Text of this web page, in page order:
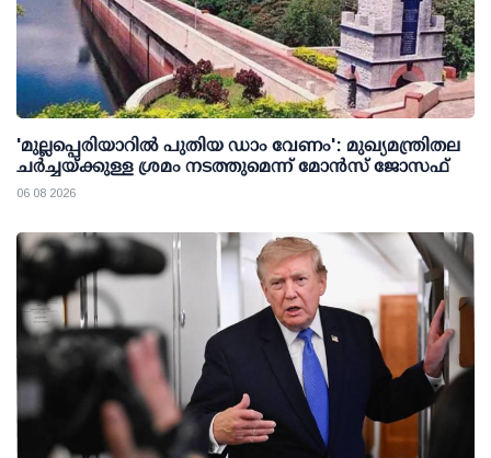
'മുല്ലപ്പെരിയാറില്‍ പുതിയ ഡാം വേണം': മുഖ്യമന്ത്രിതല
ചര്‍ച്ചയ്ക്കുള്ള ശ്രമം നടത്തുമെന്ന് മോന്‍സ് ജോസഫ്
06 08 2026